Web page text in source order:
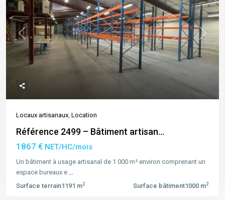
Previous Next
Locaux artisanaux, Location
Référence 2499 – Bâtiment artisan...
1867 € NET/HC/mois
Un bâtiment à usage artisanal de 1 000 m² environ comprenant un
espace bureaux e ...
Surface terrain1191 m2 Surface bâtiment1000 m2